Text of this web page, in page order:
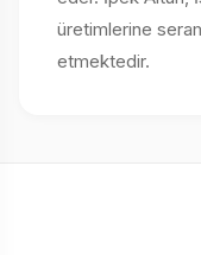
üretimlerine
etmektedir.